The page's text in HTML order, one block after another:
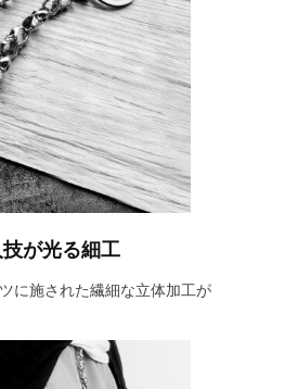
が光る細工
に施された繊細な立体加工が